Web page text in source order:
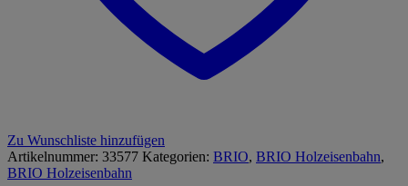
Zu Wunschliste hinzufügen
Artikelnummer: 33577 Kategorien: BRIO, BRIO Holzeisenbahn,
BRIO Holzeisenbahn